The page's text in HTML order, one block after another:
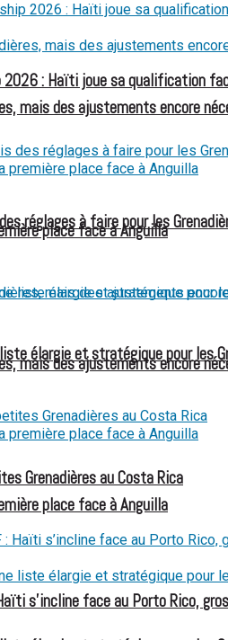
2026 : Haïti joue sa qualification
réglages à faire pour les
mais des ajustements encore
place face à Anguilla
mais des ajustements encore
place face à Anguilla
élargie et stratégique pour les
Grenadières au Costa Rica
s’incline face au Porto Rico,